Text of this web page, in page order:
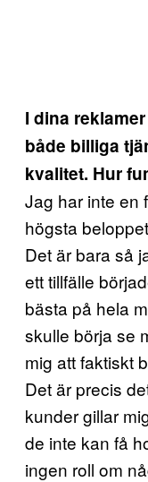
I dina
både billiga
kvalitet. Hur
Jag har inte en
högsta
Det är bara så
ett tillfälle
bästa på hela
skulle börja se
mig att faktiskt
Det är precis
kunder gillar
de inte kan få
ingen roll om